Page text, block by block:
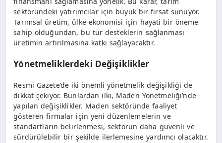
sektöründeki yatırımcılar için büyük bir fırsat sunuyor.
Tarımsal üretim, ülke ekonomisi için hayati bir öneme
sahip olduğundan, bu tür desteklerin sağlanması
üretimin artırılmasına katkı sağlayacaktır.
Yönetmeliklerdeki Değişiklikler
Resmi Gazete’de iki önemli yönetmelik değişikliği de
dikkat çekiyor. Bunlardan ilki, Maden Yönetmeliği’nde
yapılan değişiklikler. Maden sektöründe faaliyet
gösteren firmalar için yeni düzenlemelerin ve
standartların belirlenmesi, sektörün daha güvenli ve
sürdürülebilir bir şekilde ilerlemesine yardımcı olacaktır.